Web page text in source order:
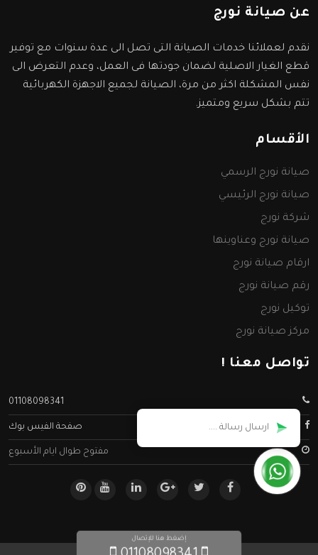
عن صيانة نورج
نقدم لعملائنا خدمات الصيانة التى تصل الى عدة سنوات مع توفير
قطع الغيار الاصلية لضمان جودتها فى العمل، وعدم التعرض الى
نفس المشكلة اكثر من مرة، الصيانة لجميع الاجهزة الكهربائية
تتم بشكل سريع ومتميز.
الأقسام
صيانة نورج الرسمي
صيانة نورج الرئيسي
شركة نورج
صيانة نورج وعناوينها
ارقام صيانة نورج
رقم صيانة نورج
توكيل نورج
مركز صيانة نورج
تواصل معنا !
01108098341
صفحة الفيس بوك
مفتوح طوال ايام الأسبوع
إضغط هنا للإتصال